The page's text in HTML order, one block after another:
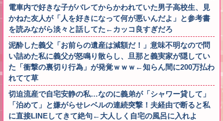
電車内で好きな子がバレてからかわれていた男子高校生、見
かねた友人が「人を好きになって何が悪いんだよ」と参考書
を読みながら淡々と話してた←カッコ良すぎだろ
泥酔した義父「お前らの遺産は減額だ！」意味不明なので問
い詰めた私に義父が怒鳴り散らし、旦那と義実家が隠してい
た「衝撃の裏切り行為」が発覚ｗｗｗ←知らん間に200万払わ
れてて草
切迫流産で自宅安静の私…なのに義弟が「シャワー貸して」
「泊めて」と嫌がらせレベルの連続突撃！夫経由で断ると私
に直接LINEしてきて絶句←大人しく自宅の風呂に入れよ